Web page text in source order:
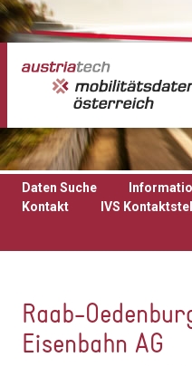
Direkt zum Inhalt
Daten Suche
Kontakt
IVS
Raab-
Eisenbahn AG